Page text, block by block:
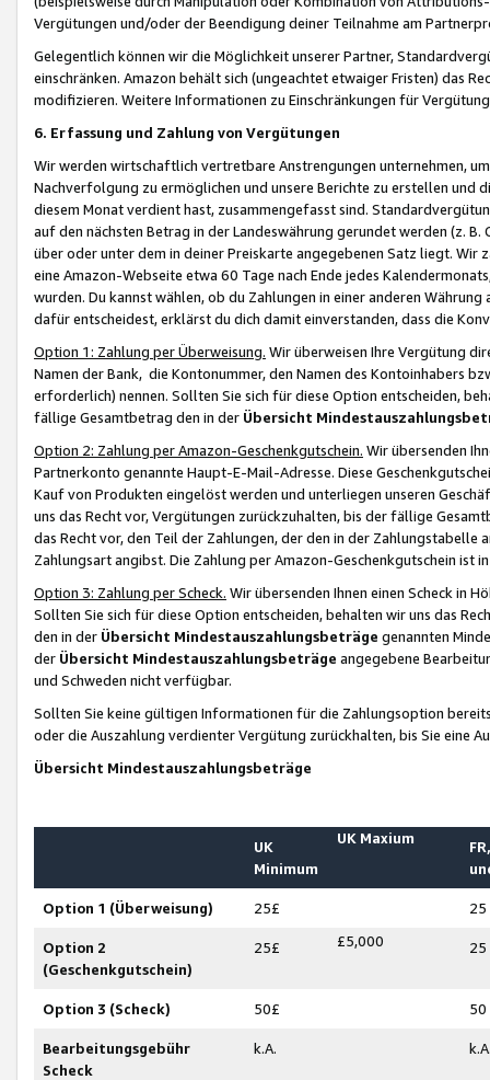
Vergütungen und/oder der Beendigung deiner Teilnahme am
Gelegentlich können wir die Möglichkeit unserer Partner,
einschränken. Amazon behält sich (ungeachtet etwaiger Fristen) das
modifizieren. Weitere Informationen zu Einschränkungen für
6. Erfassung und Zahlung von Vergütungen
Wir werden wirtschaftlich vertretbare Anstrengungen unternehmen,
Nachverfolgung zu ermöglichen und unsere Berichte zu erstellen und
diesem Monat verdient hast, zusammengefasst sind.
auf den nächsten Betrag in der Landeswährung gerundet werden (z.
über oder unter dem in deiner Preiskarte angegebenen Satz liegt.
eine Amazon-Webseite etwa 60 Tage nach Ende jedes
wurden. Du kannst wählen, ob du Zahlungen in einer anderen
dafür entscheidest, erklärst du dich damit einverstanden, dass die
Option 1: Zahlung per Überweisung. Wir überweisen Ihre Vergütung
Namen der Bank, die Kontonummer, den Namen des Kontoinhabers
erforderlich) nennen. Sollten Sie sich für diese Option entscheiden,
fällige Gesamtbetrag den in der Übersicht
Option 2: Zahlung per Amazon-Geschenkgutschein. Wir übersenden
Partnerkonto genannte Haupt-E-Mail-Adresse. Diese
Kauf von Produkten eingelöst werden und unterliegen unseren
uns das Recht vor, Vergütungen zurückzuhalten, bis der fällige
das Recht vor, den Teil der Zahlungen, der den in der
Zahlungsart angibst. Die Zahlung per Amazon-Geschenkgutschein ist
Option 3: Zahlung per Scheck. Wir übersenden Ihnen einen Scheck in
Sollten Sie sich für diese Option entscheiden, behalten wir uns das
den in der Übersicht Mindestauszahlungsbeträge genannten
der Übersicht Mindestauszahlungsbeträge angegebene
und Schweden nicht verfügbar.
Sollten Sie keine gültigen Informationen für die Zahlungsoption
oder die Auszahlung verdienter Vergütung zurückhalten, bis Sie
Übersicht Mindestauszahlungsbeträge
UK
Minimum
UK Maxium
Option 1 (Überweisung) 25£ 25
Option 2
(Geschenkgutschein)
25£ £5,000 25
Option 3 (Scheck) 50£ 50
Bearbeitungsgebühr
Scheck
k.A.